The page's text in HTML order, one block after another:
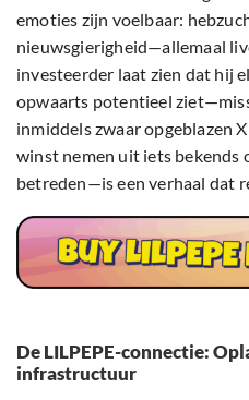
emoties zijn voelbaar:
nieuwsgierigheid—allemaal
investeerder laat zien dat hij
opwaarts potentieel
inmiddels zwaar opgeblazen
winst nemen uit iets bekends
betreden—is een verhaal dat
De LILPEPE-connectie:
infrastructuur